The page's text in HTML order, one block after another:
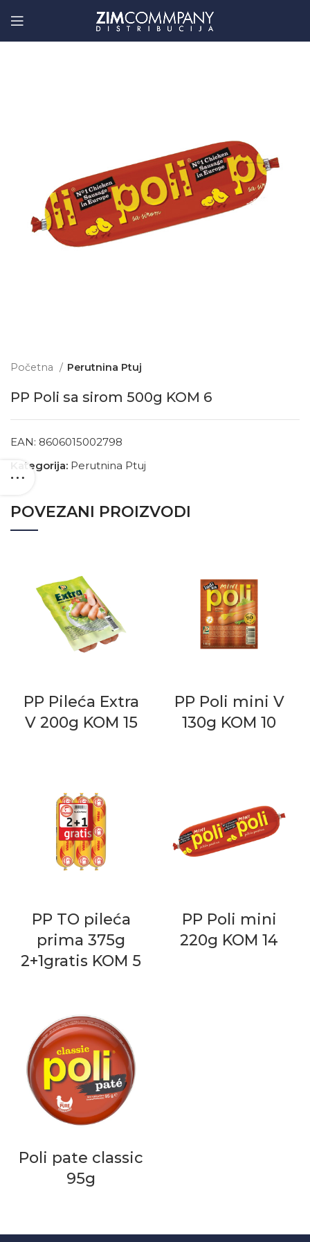
Početna Perutnina Ptuj
PP Poli sa sirom 500g KOM 6
EAN: 8606015002798
Kategorija: Perutnina Ptuj
POVEZANI PROIZVODI
PP Pileća Extra
V 200g KOM 15
PP Poli mini V
130g KOM 10
PP TO pileća
prima 375g
2+1gratis KOM 5
PP Poli mini
220g KOM 14
Poli pate classic
95g